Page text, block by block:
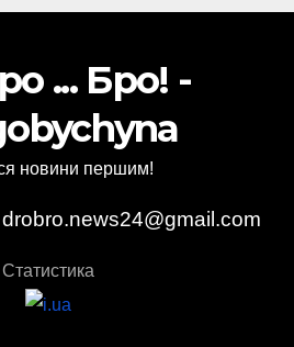
... Бро! -
новини першим!
drobro.news24@gmail.com
Статистика